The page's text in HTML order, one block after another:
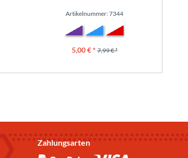
Artikelnummer: 7344
5,00 € * 7,99 € *
Zahlungsarten